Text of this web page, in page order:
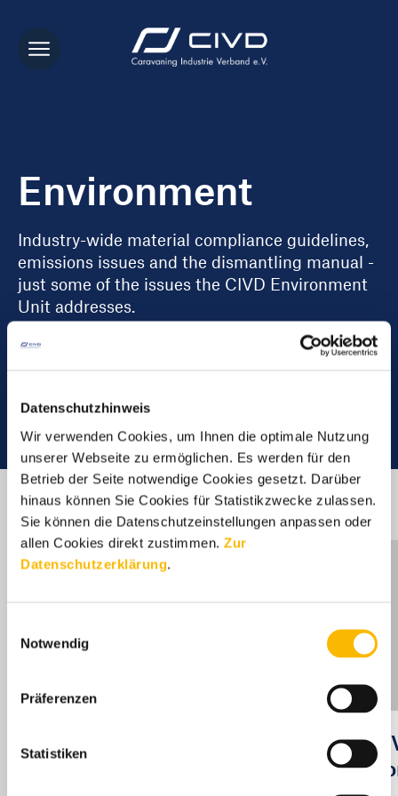
Datenschutzhinweis
Wir verwenden Cookies, um Ihnen die optimale Nutzung
unserer Webseite zu ermöglichen. Es werden für den
Betrieb der Seite notwendige Cookies gesetzt. Darüber
hinaus können Sie Cookies für Statistikzwecke zulassen.
Sie können die Datenschutzeinstellungen anpassen oder
allen Cookies direkt zustimmen. Zur
Datenschutzerklärung.
Notwendig
Präferenzen
Statistiken
Environment
Industry-wide material compliance guidelines,
emissions issues and the dismantling manual -
just some of the issues the CIVD Environment
Unit addresses.
Department Environment